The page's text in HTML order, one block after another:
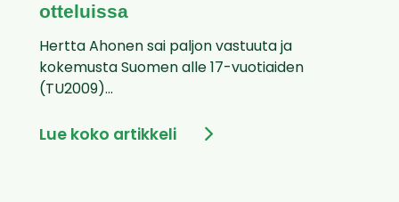
otteluissa
Hertta Ahonen sai paljon vastuuta ja
kokemusta Suomen alle 17-vuotiaiden
(TU2009)...
Lue koko artikkeli